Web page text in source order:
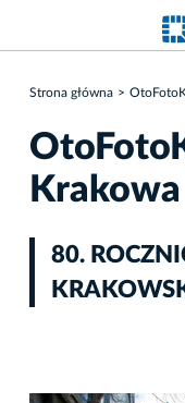
Strona główna
Krakowa
80.